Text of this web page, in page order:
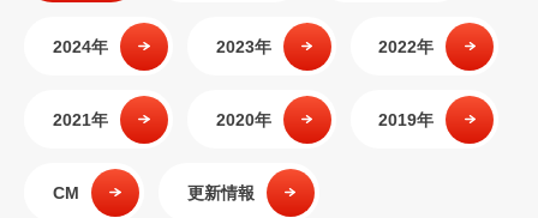
2024年 2023年 2022年
2021年 2020年 2019年
CM 更新情報